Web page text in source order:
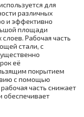
для
различных
и эффективно
площади
Рабочая часть
стали, с
её
покрытием
с помощью
часть снижает
обеспечивает